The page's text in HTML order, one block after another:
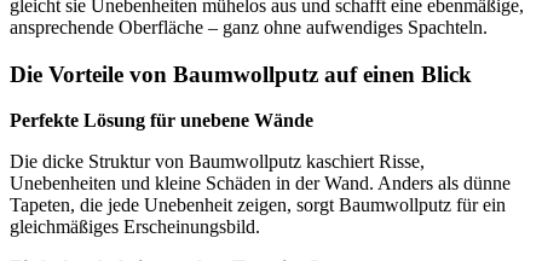
gleicht sie Unebenheiten mühelos aus und schafft eine ebenmäßige,
ansprechende Oberfläche – ganz ohne aufwendiges Spachteln.
Die Vorteile von Baumwollputz auf einen Blick
Perfekte Lösung für unebene Wände
Die dicke Struktur von Baumwollputz kaschiert Risse,
Unebenheiten und kleine Schäden in der Wand. Anders als dünne
Tapeten, die jede Unebenheit zeigen, sorgt Baumwollputz für ein
gleichmäßiges Erscheinungsbild.